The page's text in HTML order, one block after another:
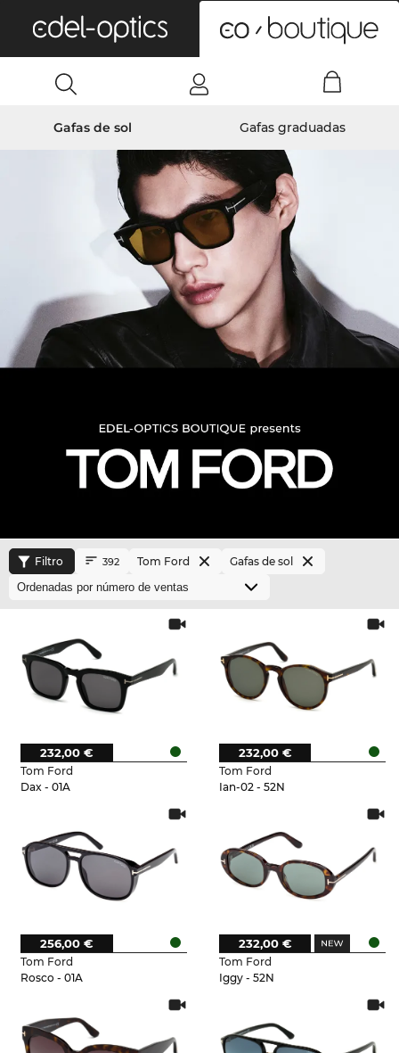
Gafas de sol Gafas graduadas
Filtro 392 Tom Ford Gafas de sol
Tom Ford
Dax - 01A
232,00 €
Tom Ford
Ian-02 - 52N
232,00 €
Tom Ford
Rosco - 01A
256,00 €
Tom Ford
Iggy - 52N
232,00 €